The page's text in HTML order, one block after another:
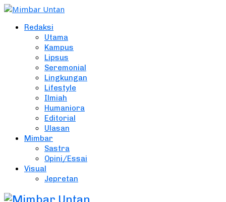
Redaksi
Utama
Kampus
Lipsus
Seremonial
Lingkungan
Lifestyle
Ilmiah
Humaniora
Editorial
Ulasan
Mimbar
Sastra
Opini/Essai
Visual
Jepretan